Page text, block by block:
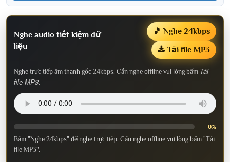
Nghe audio tiết kiệm dữ
liệu
🎵 Nghe 24kbps
Tải file MP3
Nghe trực tiếp âm thanh gốc 24kbps. Cần nghe offline vui lòng bấm Tải
file MP3.
0%
Bấm "Nghe 24kbps" để nghe trực tiếp. Cần nghe offline vui lòng bấm "Tải
file MP3".